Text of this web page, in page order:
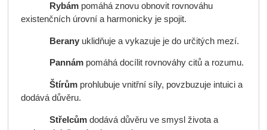
Rybám pomáhá znovu obnovit rovnováhu
existenčních úrovní a harmonicky je spojit.
Berany uklidňuje a vykazuje je do určitých mezí.
Pannám pomáhá docílit rovnováhy citů a rozumu.
Štírům prohlubuje vnitřní síly, povzbuzuje intuici a
dodává důvěru.
Střelcům dodává důvěru ve smysl života a